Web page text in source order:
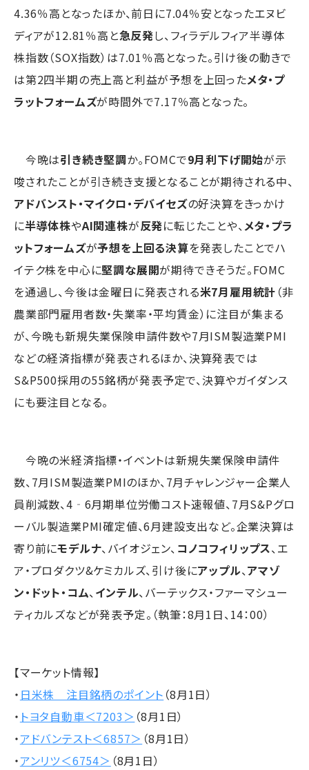
4.36％高となったほか、前日に7.04％安となったエヌビ
ディアが12.81％高と急反発し、フィラデルフィア半導体
株指数（SOX指数）は7.01％高となった。引け後の動きで
は第2四半期の売上高と利益が予想を上回ったメタ・プ
ラットフォームズが時間外で7.17％高となった。
今晩は引き続き堅調か。FOMCで9月利下げ開始が示
唆されたことが引き続き支援となることが期待される中、
アドバンスト・マイクロ・デバイセズの好決算をきっかけ
に半導体株やAI関連株が反発に転じたことや、 メタ・プラ
ットフォームズが予想を上回る決算を発表したことでハ
イテク株を中心に堅調な展開が期待できそうだ。FOMC
を通過し、今後は金曜日に発表される米7月雇用統計 （非
農業部門雇用者数・失業率・平均賃金）に注目が集まる
が、今晩も新規失業保険申請件数や7月ISM製造業PMI
などの経済指標が発表されるほか、決算発表では
S&P500採用の55銘柄が発表予定で、決算やガイダンス
にも要注目となる。
今晩の米経済指標・イベントは新規失業保険申請件
数、7月ISM製造業PMIのほか、7月チャレンジャー企業人
員削減数、4‐6月期単位労働コスト速報値、7月S&Pグロ
ーバル製造業PMI確定値、6月建設支出など。企業決算は
寄り前にモデルナ、バイオジェン、 コノコフィリップス、エ
ア・プロダクツ&ケミカルズ、引け後にアップル、アマゾ
ン・ドット・コム、 インテル、バーテックス・ファーマシュー
ティカルズなどが発表予定。（執筆：8月1日、14：00）
【マーケット情報】
・ 日米株 注目銘柄のポイント （8月1日）
・ トヨタ自動車＜7203＞ （8月1日）
・アドバンテスト＜6857＞ （8月1日）
・アンリツ＜6754＞ （8月1日）